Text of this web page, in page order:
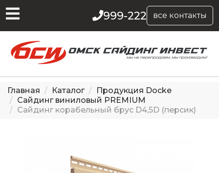
999-222 все контакты
Главная Каталог
Продукция Docke
Сайдинг виниловый PREMIUM
Сайдинг корабельный брус D4,5D (персик)